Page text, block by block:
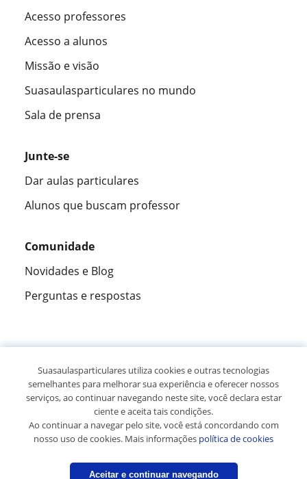
Acesso professores
Acesso a alunos
Missão e visão
Suasaulasparticulares no mundo
Sala de prensa
Junte-se
Dar aulas particulares
Alunos que buscam professor
Comunidade
Novidades e Blog
Perguntas e respostas
305915opiniões de alunos
© 2007 - 2026 Suas aulas particulares
Mapa do site:Professores particulares
Suasaulasparticulares utiliza cookies e outras tecnologias
semelhantes para melhorar sua experiência e oferecer nossos
serviços, ao continuar navegando neste site, você declara estar
ciente e aceita tais condições.
Ao continuar a navegar pelo site, você está concordando com
nosso uso de cookies. Mais informações política de cookies
Aceitar e continuar navegando